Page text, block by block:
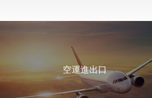
空運進出口